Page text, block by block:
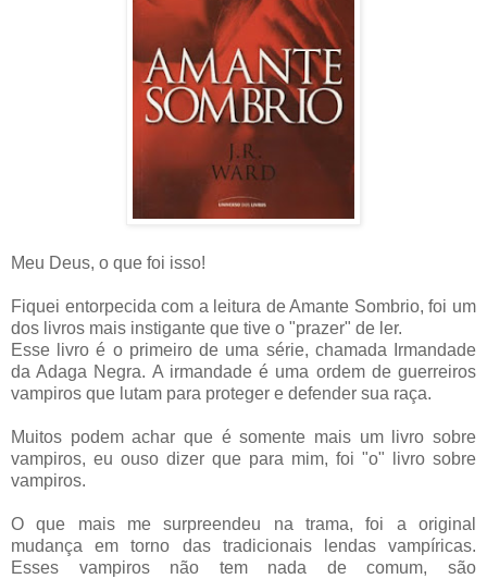
Meu Deus, o que foi isso!
Fiquei entorpecida com a leitura de Amante Sombrio, foi um
dos livros mais instigante que tive o "prazer" de ler.
Esse livro é o primeiro de uma série, chamada Irmandade
da Adaga Negra. A irmandade é uma ordem de guerreiros
vampiros que lutam para proteger e defender sua raça.
Muitos podem achar que é somente mais um livro sobre
vampiros, eu ouso dizer que para mim, foi "o" livro sobre
vampiros.
O que mais me surpreendeu na trama, foi a original
mudança em torno das tradicionais lendas vampíricas.
Esses vampiros não tem nada de comum, são